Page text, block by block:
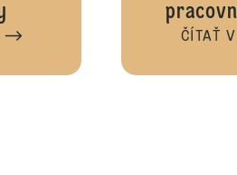
ČÍTAŤ